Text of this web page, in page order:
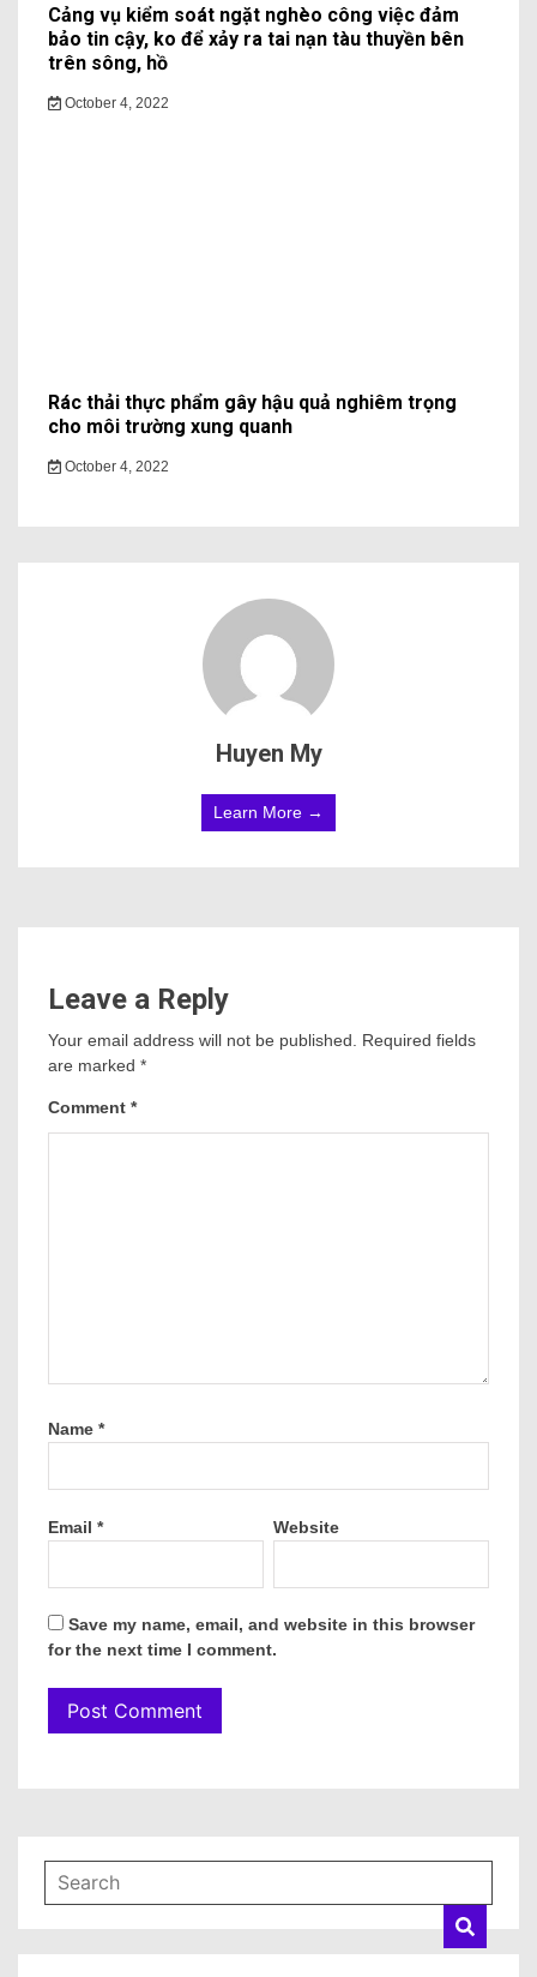
Cảng vụ kiểm soát ngặt nghèo công việc đảm
bảo tin cậy, ko để xảy ra tai nạn tàu thuyền bên
trên sông, hồ
October 4, 2022
Rác thải thực phẩm gây hậu quả nghiêm trọng
cho môi trường xung quanh
October 4, 2022
Huyen My
Learn More →
Leave a Reply
Your email address will not be published. Required fields
are marked *
Comment *
Name *
Email * Website
Save my name, email, and website in this browser
for the next time I comment.